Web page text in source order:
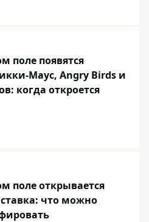
поле появятся
Маус, Angry Birds и
когда откроется
поле открывается
что можно